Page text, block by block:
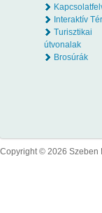
Interaktív
Turisztikai
útvonalak
Brosúrák
Copyright © 2026 Szeben